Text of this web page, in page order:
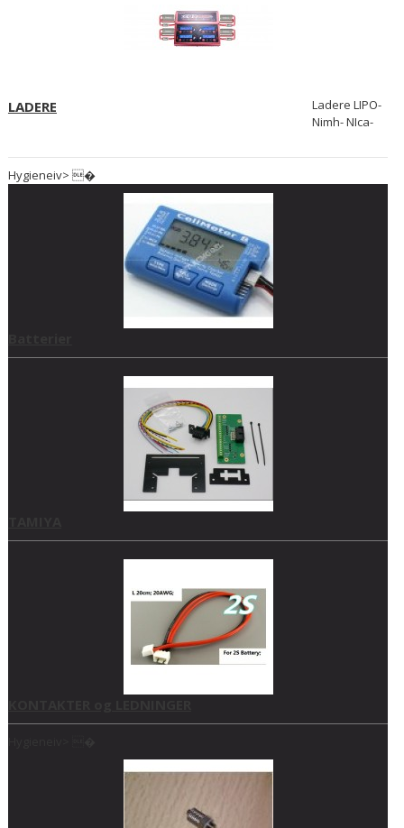
LADERE
Ladere LIPO-
Nimh- NIca-
Hygieneiv> �